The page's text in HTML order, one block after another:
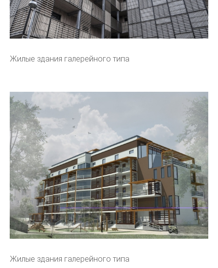
Жилые здания галерейного типа
Жилые здания галерейного типа